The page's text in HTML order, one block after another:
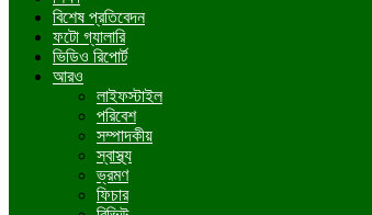
বিশেষ প্রতিবেদন
ফটো গ্যালারি
ভিডিও রিপোর্ট
আরও
লাইফস্টাইল
পরিবেশ
সম্পাদকীয়
স্বাস্থ্য
ভ্রমণ
ফিচার